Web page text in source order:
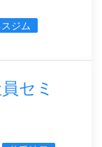
ジム
セミ